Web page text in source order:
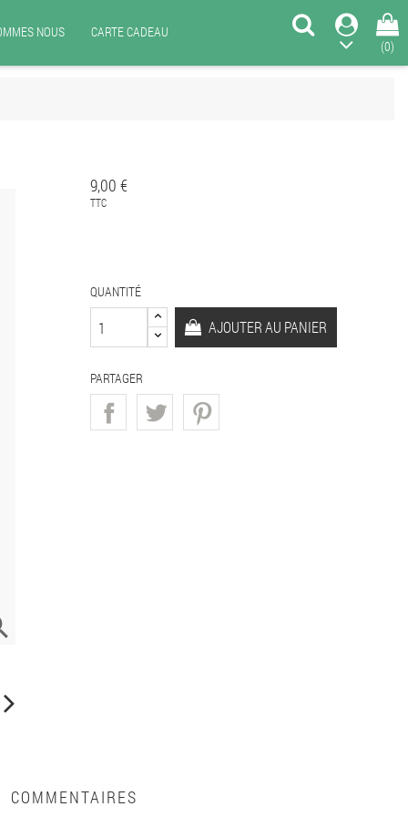
NOUS
CARTE CADEAU
(0)
9,00 €
TTC
QUANTITÉ
AJOUTER AU PANIER
PARTAGER
COMMENTAIRES